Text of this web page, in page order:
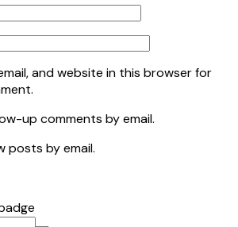
and website in this browser for
up comments by email.
posts by email.